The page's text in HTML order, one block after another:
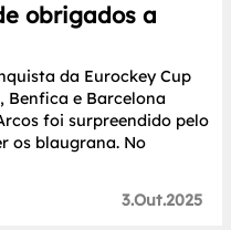
obrigados a
da Eurockey Cup
Benfica e Barcelona
foi surpreendido pelo
os blaugrana. No
3.Out.2025